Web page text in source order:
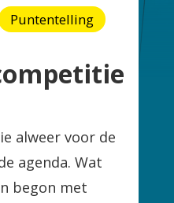
Puntentelling
alweer voor de
agenda. Wat
begon met